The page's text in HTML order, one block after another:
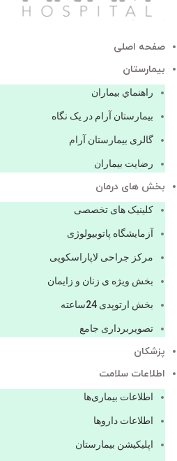
صفحه اصلی
بيمارستان
راهنماي بیماران
بیمارستان آرام در یک نگاه
گالری بیمارستان آرام
رضایت بیماران
بخش های درمان
کلینیک های تخصصی
آزمایشگاه پاتوبیولوژی
مرکز جراحی لاپاراسکوپی
بخش ویژه ی زنان و زایمان
بخش ارتوپدی 24ساعته
تصویربرداری جامع
پزشكان
اطلاعات سلامت
اطلاعات بیماری‌ها
اطلاعات دارو‌ها
اپليكيشن بيمارستان